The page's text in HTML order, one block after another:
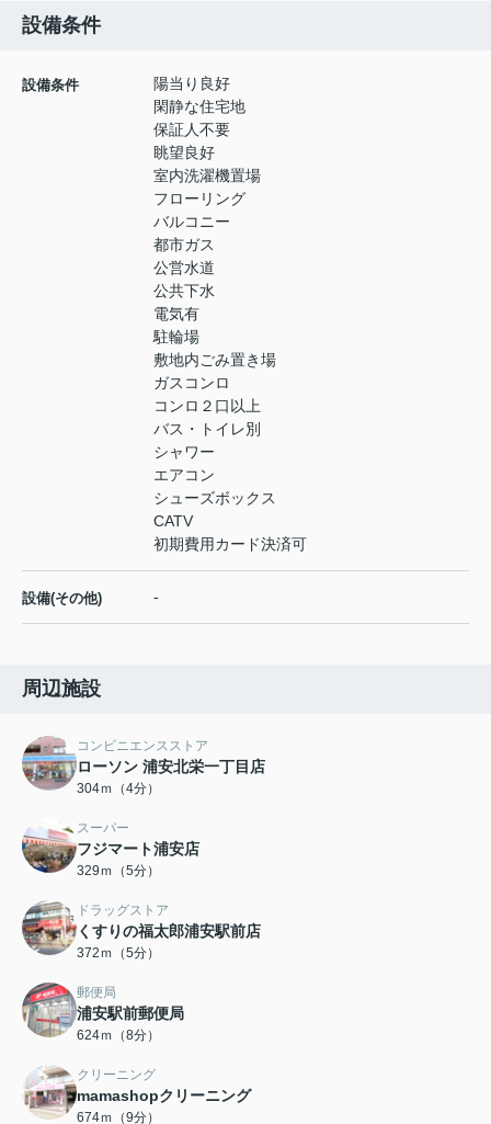
設備条件
設備条件
陽当り良好
閑静な住宅地
保証人不要
眺望良好
室内洗濯機置場
フローリング
バルコニー
都市ガス
公営水道
公共下水
電気有
駐輪場
敷地内ごみ置き場
ガスコンロ
コンロ２口以上
バス・トイレ別
シャワー
エアコン
シューズボックス
CATV
初期費用カード決済可
設備(その他) -
周辺施設
コンビニエンスストア
ローソン 浦安北栄一丁目店
304ｍ（4分）
スーパー
フジマート浦安店
329ｍ（5分）
ドラッグストア
くすりの福太郎浦安駅前店
372ｍ（5分）
郵便局
浦安駅前郵便局
624ｍ（8分）
クリーニング
mamashopクリーニング
674ｍ（9分）